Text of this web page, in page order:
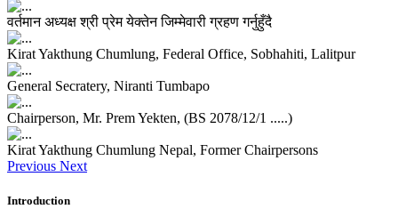
वर्तमान अध्यक्ष श्री प्रेम येक्तेन जिम्मेवारी ग्रहण गर्नुहुँदै
Kirat Yakthung Chumlung, Federal Office, Sobhahiti, Lalitpur
General Secratery, Niranti Tumbapo
Chairperson, Mr. Prem Yekten, (BS 2078/12/1 .....)
Kirat Yakthung Chumlung Nepal, Former Chairpersons
Previous Next
Introduction